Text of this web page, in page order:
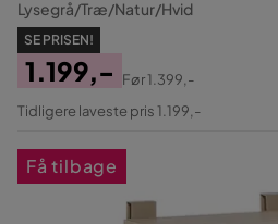
Lysegrå/Træ/Natur/Hvid
SE PRISEN!
Pris
1.199,-
Original
Før1.399,-
Tidligere laveste pris 1.199,-
Få tilbage